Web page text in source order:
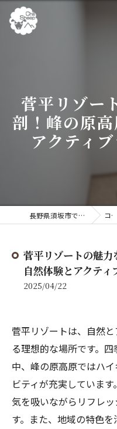
菅平リゾー
剖！峰の原
アクティ
長野県須坂市でペンションならChillSheep コラム
菅平リゾートの魅
自然体験とアクティ
2025/04/22
菅平リゾートは、自然
る理想的な場所です。
中、峰の原高原ではハ
ビティが充実していま
気を吸いながらリフレ
す。また、地域の特色